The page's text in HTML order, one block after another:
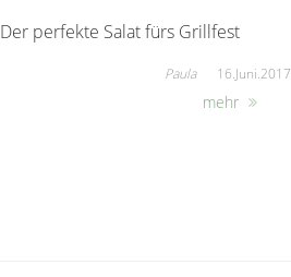
Der perfekte Salat fürs Grillfest
Paula 16.Juni.2017
mehr